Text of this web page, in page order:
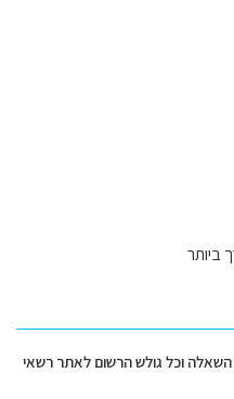
ביותר
השאלה וכל גולש הרשום לאתר רשאי